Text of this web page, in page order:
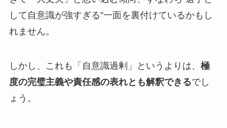
して自意識が強すぎる”一面を裏付けているかもし
れません。
しかし、これも「自意識過剰」というよりは、 極
度の完璧主義や責任感の表れとも解釈できるでし
ょう。